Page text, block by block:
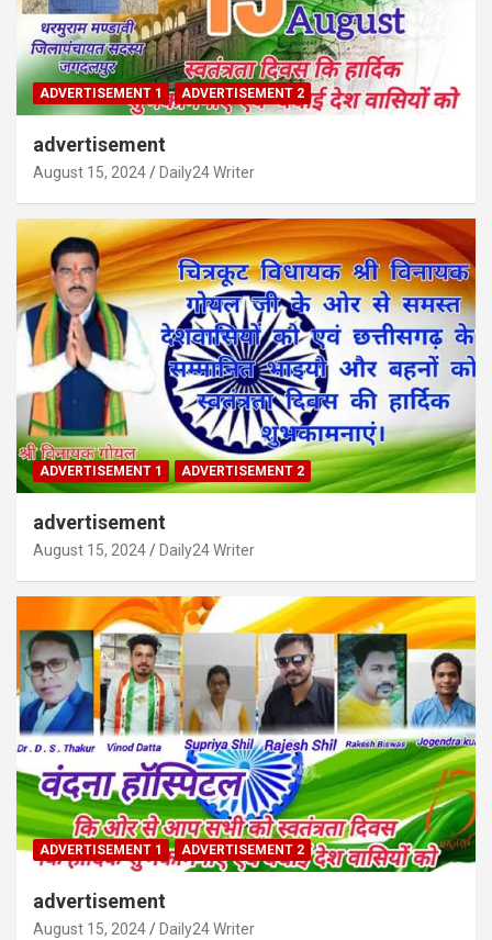
ADVERTISEMENT 1 ADVERTISEMENT 2
advertisement
August 15, 2024 Daily24 Writer
ADVERTISEMENT 1 ADVERTISEMENT 2
advertisement
August 15, 2024 Daily24 Writer
ADVERTISEMENT 1 ADVERTISEMENT 2
advertisement
August 15, 2024 Daily24 Writer